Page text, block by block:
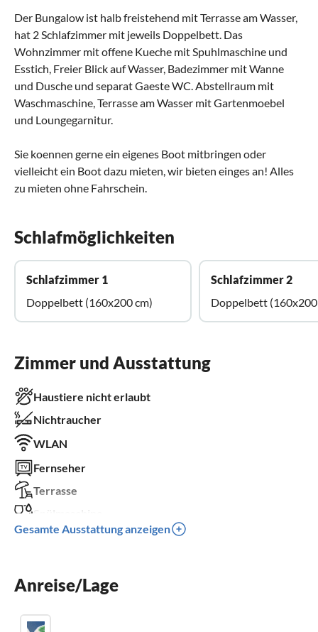
Der Bungalow ist halb freistehend mit Terrasse am Wasser,
hat 2 Schlafzimmer mit jeweils Doppelbett. Das
Wohnzimmer mit offene Kueche mit Spuhlmaschine und
Esstich, Freier Blick auf Wasser, Badezimmer mit Wanne
und Dusche und separat Gaeste WC. Abstellraum mit
Waschmaschine, Terrasse am Wasser mit Gartenmoebel
und Loungegarnitur.
Sie koennen gerne ein eigenes Boot mitbringen oder
vielleicht ein Boot dazu mieten, wir bieten einges an! Alles
zu mieten ohne Fahrschein.
Schlafmöglichkeiten
Schlafzimmer 1
Doppelbett (160x200 cm)
Schlafzimmer 2
Doppelbett (160x200
Zimmer und Ausstattung
Haustiere nicht erlaubt
Nichtraucher
WLAN
Fernseher
Terrasse
Parkplatz
Gesamte Ausstattung anzeigen
Anreise/Lage